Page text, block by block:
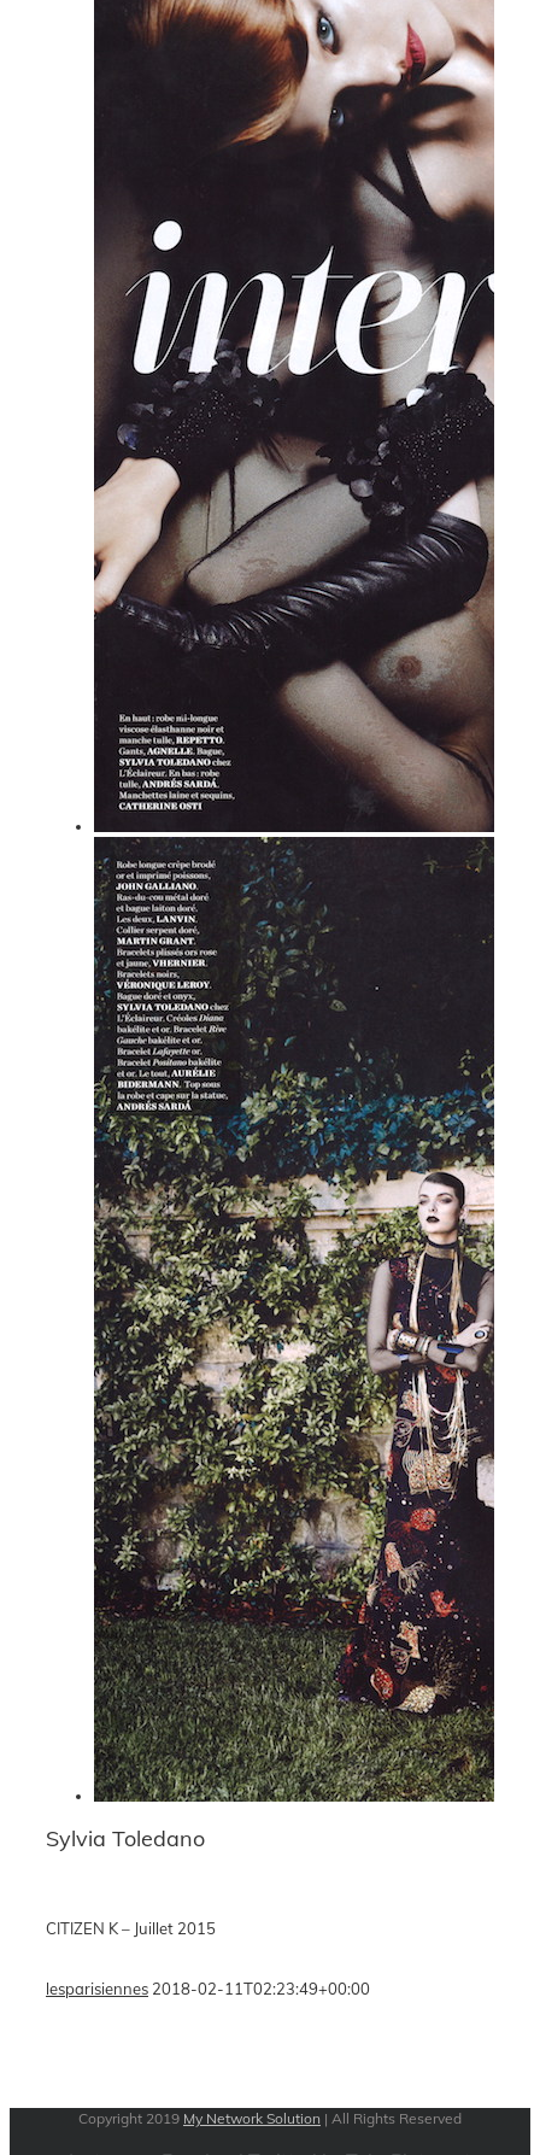
Sylvia Toledano
CITIZEN K – Juillet 2015
lesparisiennes 2018-02-11T02:23:49+00:00
Copyright 2019 My Network Solution | All Rights Reserved